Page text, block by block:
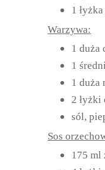
1
Warzywa:
1 duża
1
1 duża
2 łyżki
sól,
Sos
175 ml